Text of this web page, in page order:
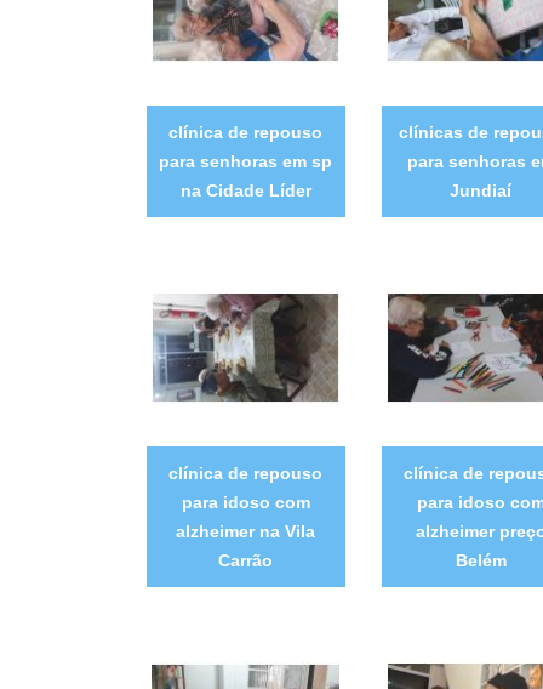
clínica de repouso
para senhoras em sp
na Cidade Líder
clínicas de
para senhoras
Jundiaí
clínica de repouso
para idoso com
alzheimer na Vila
Carrão
clínica de
para idoso
alzheimer
Belém